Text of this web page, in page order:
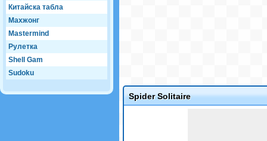
Китайска табла
Махжонг
Mastermind
Рулетка
Shell Gam
Sudoku
Spider Solitaire